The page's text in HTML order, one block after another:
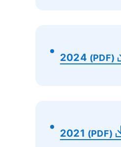
2024 (PDF)
2021 (PDF)